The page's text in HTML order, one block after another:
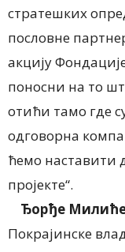
стратешких
пословне
акцију
поносни на то
отићи тамо где
одговорна
ћемо наставити
пројекте“.
Ђорђе
Покрајинске